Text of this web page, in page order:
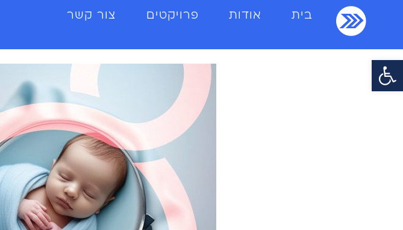
פתח סרגל נגישות
בית אודות פרויקטים צור קשר